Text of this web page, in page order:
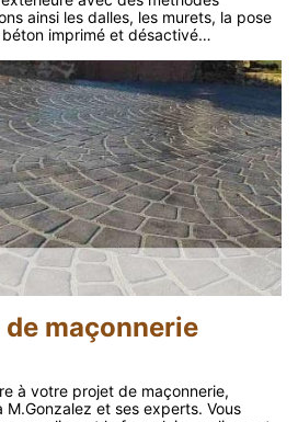
ainsi les dalles, les murets, la pose
imprimé et désactivé…
maçonnerie
à votre projet de maçonnerie,
et ses experts. Vous